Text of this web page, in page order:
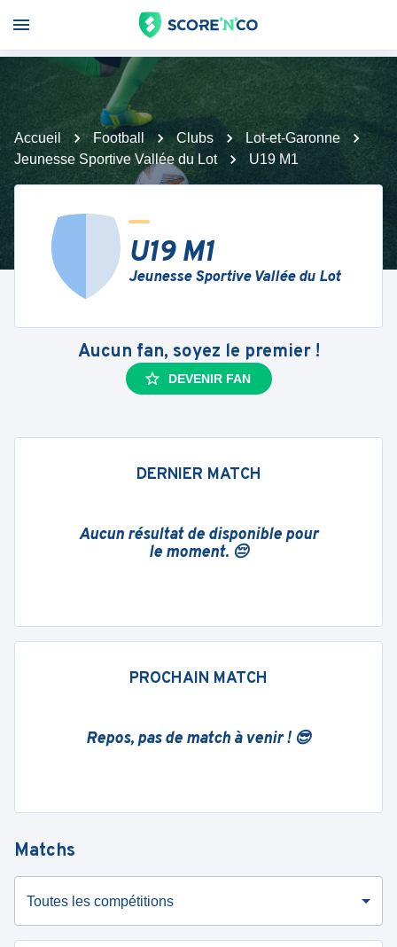
Accueil Football Clubs
Lot-et-Garonne
Jeunesse Sportive Vallée du Lot
U19 M1
U19 M1
Jeunesse Sportive Vallée du Lot
Aucun fan, soyez le premier !
DEVENIR FAN
DERNIER MATCH
Aucun résultat de disponible pour
le moment. 😔
PROCHAIN MATCH
Repos, pas de match à venir ! 😎
Matchs
Toutes les compétitions